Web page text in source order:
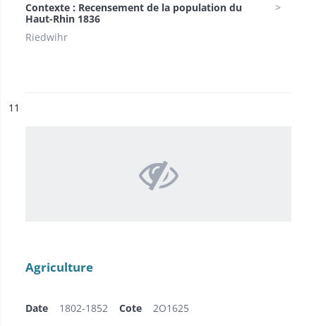
Contexte : Recensement de la population du
Haut-Rhin 1836
Riedwihr
n°
11
Agriculture
Date 1802-1852 Cote 2O1625